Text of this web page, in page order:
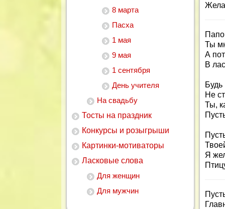
8 марта
Пасха
1 мая
9 мая
1 сентября
День учителя
На свадьбу
Тосты на праздник
Конкурсы и розыгрыши
Картинки-мотиваторы
Ласковые слова
Для женщин
Для мужчин
Ты
А
В
Будь
Не
Ты,
Я